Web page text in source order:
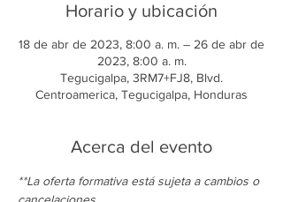
Horario y ubicación
18 de abr de 2023, 8:00 a. m. – 26 de abr de
2023, 8:00 a. m.
Tegucigalpa, 3RM7+FJ8, Blvd.
Centroamerica, Tegucigalpa, Honduras
Acerca del evento
**La oferta formativa está sujeta a cambios o